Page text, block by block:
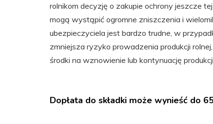
rolnikom decyzję o zakupie ochrony jeszcze
mogą wystąpić ogromne zniszczenia i
ubezpieczyciela jest bardzo trudne, w
zmniejsza ryzyko prowadzenia produkcji
środki na wznowienie lub kontynuację
Dopłata do składki może wynieść do